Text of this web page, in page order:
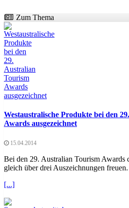
Zum Thema
Westaustralische Produkte bei den
Awards ausgezeichnet
15.04.2014
Bei den 29. Australian Tourism Awards
gleich über drei Auszeichnungen freuen.
[...]